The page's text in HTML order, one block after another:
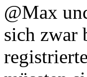
@Max
sich zwar